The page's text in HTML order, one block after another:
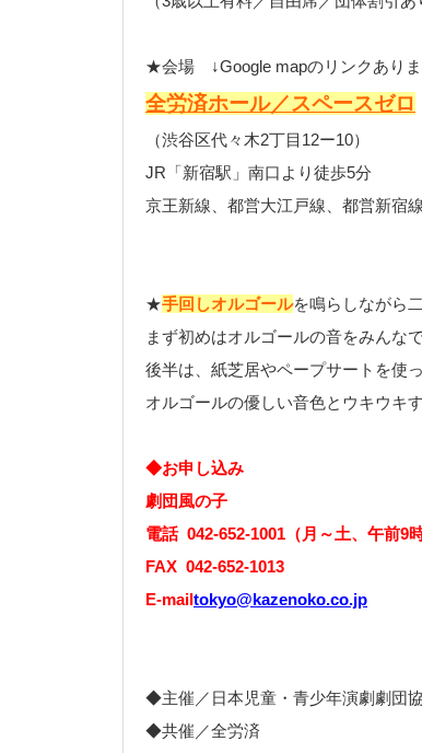
★会場 ↓Google mapのリンクありま
全労済ホール／スペースゼロ
（渋谷区代々木2丁目12ー10）
JR「新宿駅」南口より徒歩5分
京王新線、都営大江戸線、都営新宿
★手回しオルゴールを鳴らしながら
まず初めはオルゴールの音をみんな
後半は、紙芝居やペープサートを使
オルゴールの優しい音色とウキウキ
◆お申し込み
劇団風の子
電話 042-652-1001（月～土、午前9
FAX 042-652-1013
E-mailtokyo@kazenoko.co.jp
◆主催／日本児童・青少年演劇劇団協
◆共催／全労済